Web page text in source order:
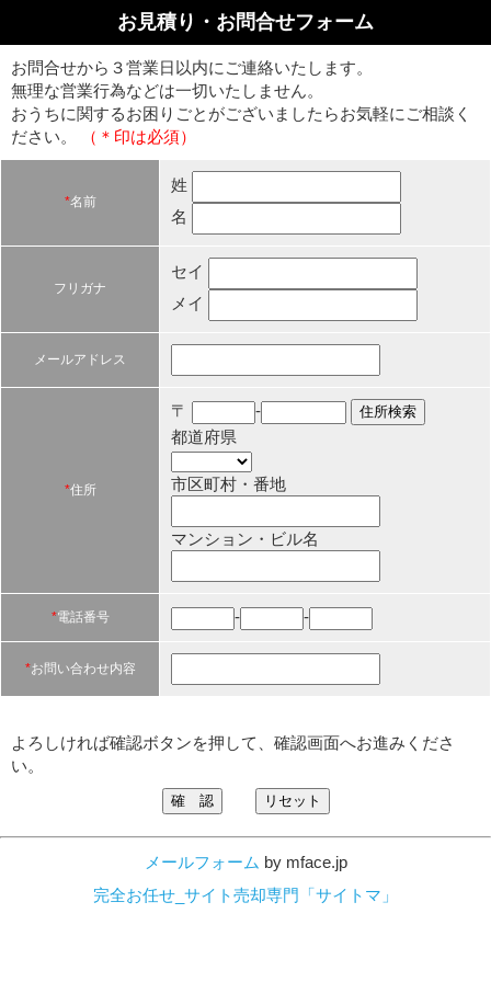
お見積り・お問合せフォーム
お問合せから３営業日以内にご連絡いたします。
無理な営業行為などは一切いたしません。
おうちに関するお困りごとがございましたらお気軽にご相談く
ださい。
（＊印は必須）
*名前
姓
名
フリガナ
セイ
メイ
メールアドレス
*住所
〒
-
都道府県
市区町村・番地
マンション・ビル名
*電話番号 - -
*お問い合わせ内容
よろしければ確認ボタンを押して、確認画面へお進みくださ
い。
メールフォーム by mface.jp
完全お任せ_サイト売却専門「サイトマ」